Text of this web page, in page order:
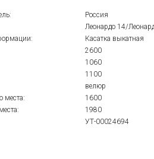
Россия
Леонардо 14/
Касатка выкатная
2600
1060
1100
велюр
места:
1600
1980
УТ-00024694